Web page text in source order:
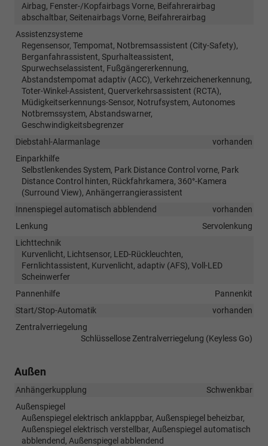
Airbag, Fenster-/Kopfairbags Vorne, Beifahrerairbag
abschaltbar, Seitenairbags Vorne, Beifahrerairbag
Assistenzsysteme
Regensensor, Tempomat, Notbremsassistent (City-Safety),
Berganfahrassistent, Spurhalteassistent,
Spurwechselassistent, Fußgängererkennung,
Abstandstempomat adaptiv (ACC), Verkehrzeichenerkennung,
Toter-Winkel-Assistent, Querverkehrsassistent (RCTA),
Müdigkeitserkennungs-Sensor, Notrufsystem, Autonomes
Notbremssystem, Abstandswarner,
Geschwindigkeitsbegrenzer
Diebstahl-Alarmanlage
vorhanden
Einparkhilfe
Selbstlenkendes System, Park Distance Control vorne, Park
Distance Control hinten, Rückfahrkamera, 360°-Kamera
(Surround View), Anhängerrangierassistent
Innenspiegel automatisch abblendend
vorhanden
Lenkung
Servolenkung
Lichttechnik
Kurvenlicht, Lichtsensor, LED-Rückleuchten,
Fernlichtassistent, Kurvenlicht, adaptiv (AFS), Voll-LED
Scheinwerfer
Pannenhilfe
Pannenkit
Start/Stop-Automatik
vorhanden
Zentralverriegelung
Schlüssellose Zentralverriegelung (Keyless Go)
Außen
Anhängerkupplung
Schwenkbar
Außenspiegel
Außenspiegel elektrisch anklappbar, Außenspiegel beheizbar,
Außenspiegel elektrisch verstellbar, Außenspiegel automatisch
abblendend, Außenspiegel abblendend